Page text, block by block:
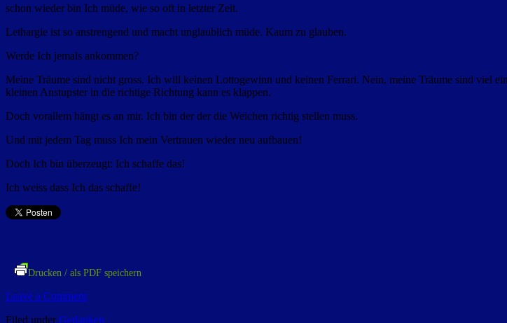
schon wieder bin Ich müde, wie so oft in letzter Zeit.
Lethargie ist so anstrengend und macht unglaublich müde. Kaum zu glauben.
Werde Ich jemals ankommen?
Meine Träume sind nicht gross. Ich will keinen Lottogewinn und keinen Ferrari. Nein, meine Träume sind viel
kleinen Anstupster in die richtige Richtung kann es klappen.
Doch vorallem hängt es an mir. Ich bin der der die Weichen richtig stellen muss.
Und mit jedem Tag muss Ich mein Vertrauen wieder neu aufbauen!
Doch Ich bin überzeugt: Ich schaffe das!
Ich weiss dass Ich das schaffe!
Drucken / als PDF speichern
Leave a Comment
Filed under Gedanken